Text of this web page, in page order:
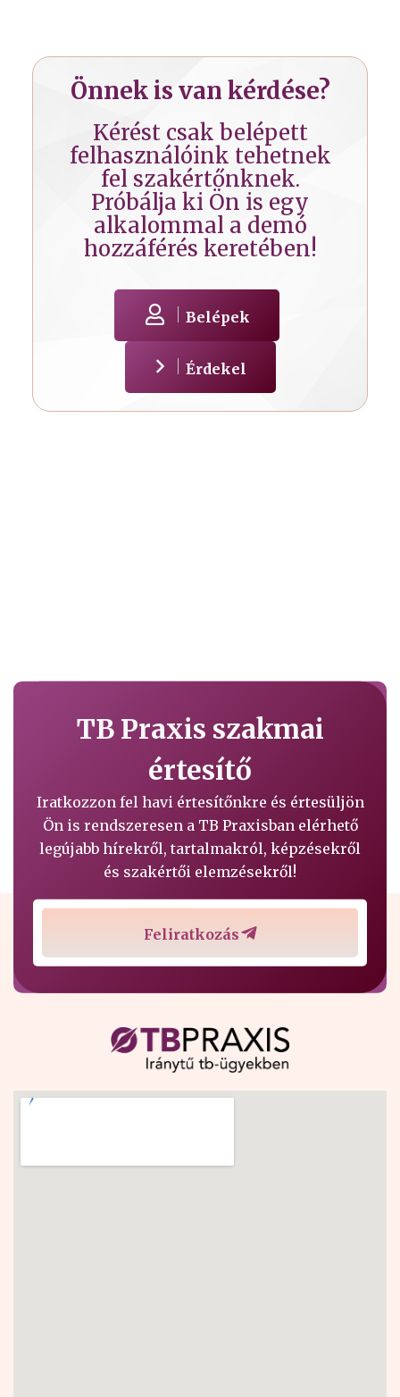
Önnek is van kérdése?
Kérést csak belépett
felhasználóink tehetnek
fel szakértőnknek.
Próbálja ki Ön is egy
alkalommal a demó
hozzáférés keretében!
Belépek
Érdekel
TB Praxis szakmai
értesítő
Iratkozzon fel havi értesítőnkre és értesüljön
Ön is rendszeresen a TB Praxisban elérhető
legújabb hírekről, tartalmakról, képzésekről
és szakértői elemzésekről!
Feliratkozás